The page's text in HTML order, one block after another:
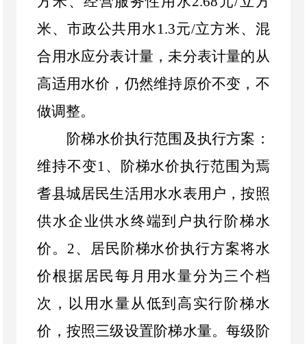
米、市政公共用水1.3元/立方米、混
合用水应分表计量，未分表计量的从
高适用水价，仍然维持原价不变，不
做调整。
阶梯水价执行范围及执行方案：
维持不变1、阶梯水价执行范围为焉
耆县城居民生活用水水表用户，按照
供水企业供水终端到户执行阶梯水
价。 2、居民阶梯水价执行方案将水
价根据居民每月用水量分为三个档
次，以用水量从低到高实行阶梯水
价，按照三级设置阶梯水量。每级阶